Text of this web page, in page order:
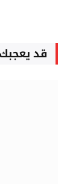
قد يعجبك